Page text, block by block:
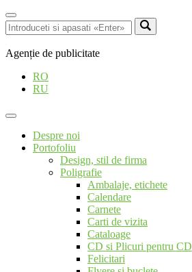
Agenție de publicitate
RO
RU
Despre noi
Portofoliu
Design, stil de firma
Poligrafie
Ambalaje, etichete
Calendare
Carnete
Carti de vizita
Cataloage
CD si Plicuri pentru CD
Felicitari